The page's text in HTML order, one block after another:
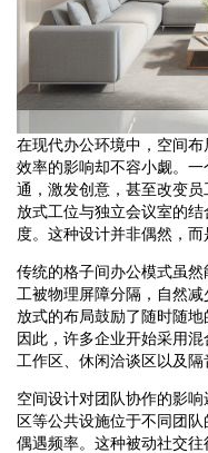
在现代办公环境中，空间
效率的影响却不容小觑。
通，激发创意，甚至改变
放式工位与独立会议室的
度。这种设计并非偶然，
传统的格子间办公模式虽
工被物理屏障分隔，自然
放式的布局鼓励了随时随地
因此，许多企业开始采用
工作区、休闲洽谈区以及隔
空间设计对团队协作的影
区等公共设施位于不同团
偶遇频率。这种被动社交